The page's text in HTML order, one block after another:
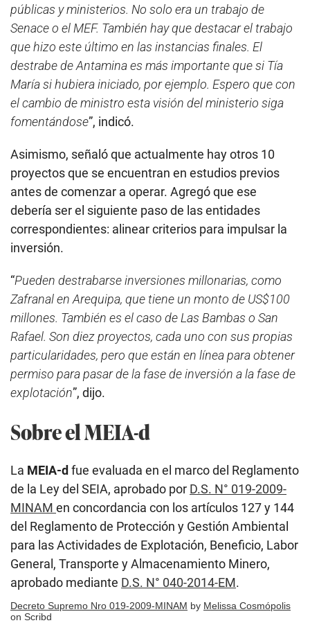
públicas y ministerios. No solo era un trabajo de
Senace o el MEF. También hay que destacar el trabajo
que hizo este último en las instancias finales. El
destrabe de Antamina es más importante que si Tía
María si hubiera iniciado, por ejemplo. Espero que con
el cambio de ministro esta visión del ministerio siga
fomentándose”, indicó.
Asimismo, señaló que actualmente hay otros 10
proyectos que se encuentran en estudios previos
antes de comenzar a operar. Agregó que ese
debería ser el siguiente paso de las entidades
correspondientes: alinear criterios para impulsar la
inversión.
“Pueden destrabarse inversiones millonarias, como
Zafranal en Arequipa, que tiene un monto de US$100
millones. También es el caso de Las Bambas o San
Rafael. Son diez proyectos, cada uno con sus propias
particularidades, pero que están en línea para obtener
permiso para pasar de la fase de inversión a la fase de
explotación”, dijo.
Sobre el MEIA-d
La MEIA-d fue evaluada en el marco del Reglamento
de la Ley del SEIA, aprobado por D.S. N° 019-2009-
MINAM en concordancia con los artículos 127 y 144
del Reglamento de Protección y Gestión Ambiental
para las Actividades de Explotación, Beneficio, Labor
General, Transporte y Almacenamiento Minero,
aprobado mediante D.S. N° 040-2014-EM.
Decreto Supremo Nro 019-2009-MINAM by Melissa Cosmópolis
on Scribd